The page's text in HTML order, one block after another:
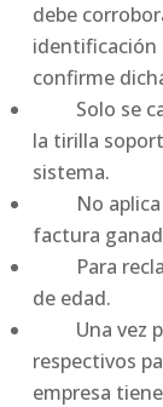
debe
identificación
confirme
Solo se
la tirilla
sistema.
No aplica
factura
Para
de edad.
Una vez
respectivos
empresa